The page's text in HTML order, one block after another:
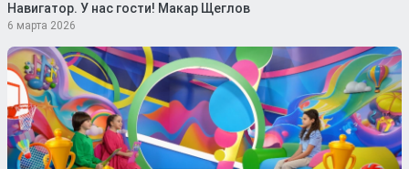
Навигатор. У нас гости! Макар Щеглов
6 марта 2026